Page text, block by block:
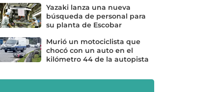
Yazaki lanza una nueva
búsqueda de personal para
su planta de Escobar
Murió un motociclista que
chocó con un auto en el
kilómetro 44 de la autopista